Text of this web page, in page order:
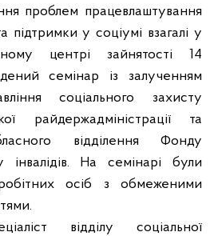
проблем працевлаштування
підтримки у соціумі взагалі у
центрі зайнятості 14
семінар із залученням
соціального захисту
райдержадміністрації та
відділення Фонду
інвалідів. На семінарі були
осіб з обмеженими
відділу соціальної